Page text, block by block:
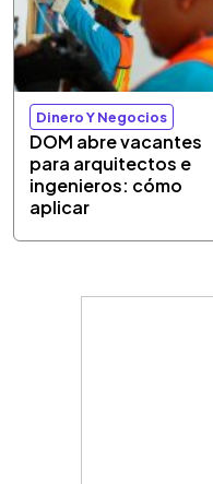
Dinero Y Negocios
DOM abre vacantes
para arquitectos e
ingenieros: cómo
aplicar